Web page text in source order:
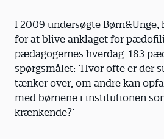
I 2009 undersøgte
for at blive anklaget for
pædagogernes hverdag. 183
spørgsmålet: ’Hvor ofte er der
tænker over, om andre kan
med børnene i institutionen
krænkende?’